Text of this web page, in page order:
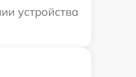
устройства